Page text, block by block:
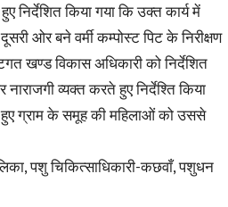
निर्देशित किया गया कि उक्त कार्य में
ओर बने वर्मी कम्पोस्ट पिट के निरीक्षण
खण्ड विकास अधिकारी को निर्देशित
व्यक्त करते हुए निर्देश्ति किया
ग्राम के समूह की महिलाओं को उससे
पशु चिकित्साधिकारी-कछवाँ, पशुधन